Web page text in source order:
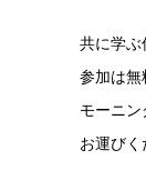
共に学ぶ
参加は
モーニ
お運びく